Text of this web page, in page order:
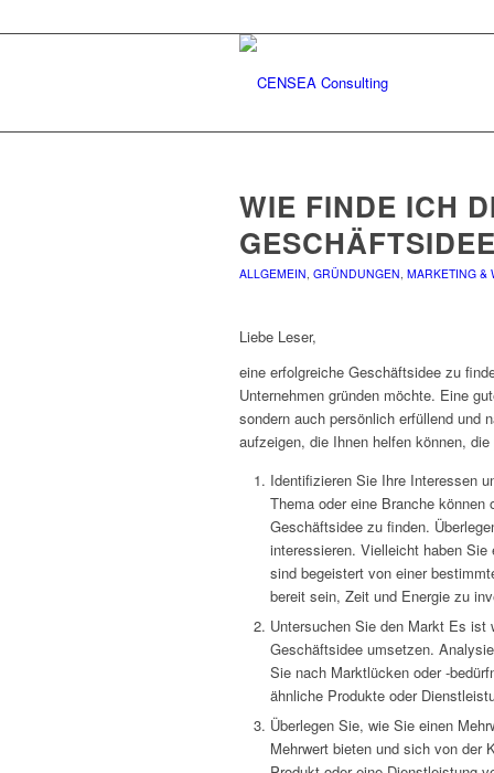
WIE FINDE ICH
ALLGEMEIN, GRÜNDUNGEN, MARKETING &
Liebe Leser,
eine erfolgreiche Geschäftsidee zu
Unternehmen gründen möchte. Eine
sondern auch persönlich erfüllend und
aufzeigen, die Ihnen helfen können,
Identifizieren Sie Ihre Interessen
Thema oder eine Branche
Geschäftsidee zu finden.
interessieren. Vielleicht haben
sind begeistert von einer
bereit sein, Zeit und Energie zu
Untersuchen Sie den Markt Es
Geschäftsidee umsetzen.
Sie nach Marktlücken oder -
ähnliche Produkte oder
Überlegen Sie, wie Sie einen
Mehrwert bieten und sich von der